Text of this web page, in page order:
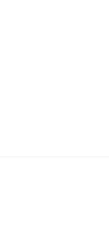
ンシステム、
電システム、鉄道